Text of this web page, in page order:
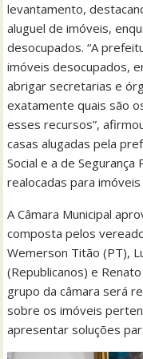
levantamento,
aluguel de imóveis,
desocupados. “A
imóveis desocupados,
abrigar secretarias e
exatamente quais são
esses recursos”,
casas alugadas pela
Social e a de
realocadas para
A Câmara Municipal
composta pelos
Wemerson Titão (PT),
(Republicanos) e
grupo da câmara será
sobre os imóveis
apresentar soluções